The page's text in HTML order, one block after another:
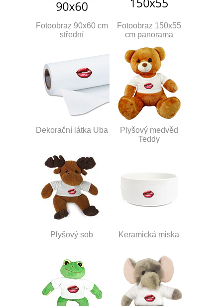
Fotoobraz 90x60 cm
střední
Fotoobraz 150x55
cm panorama
Dekorační látka Uba
Plyšový medvěd
Teddy
Plyšový sob Keramická miska